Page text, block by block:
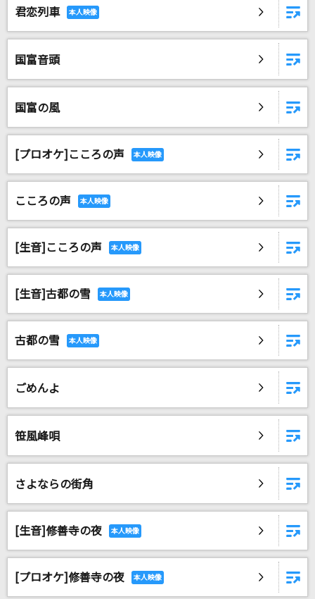
DAMに会員登録・ログインして
君恋列車
国富音頭
国富の風
[プロオケ]こころの声
こころの声
[生音]こころの声
[生音]古都の雪
古都の雪
ごめんよ
笹風峰唄
さよならの街角
[生音]修善寺の夜
[プロオケ]修善寺の夜